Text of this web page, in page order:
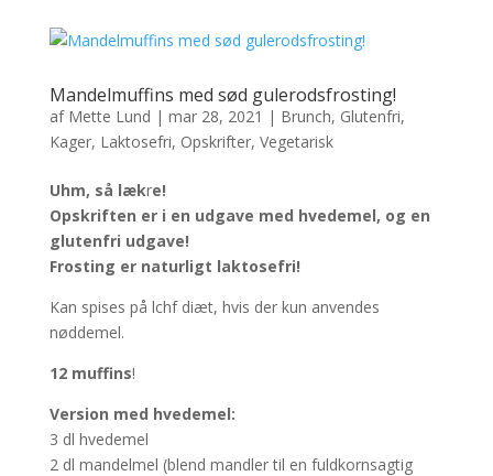
Mandelmuffins med sød gulerodsfrosting!
af Mette Lund | mar 28, 2021 | Brunch, Glutenfri,
Kager, Laktosefri, Opskrifter, Vegetarisk
Uhm, så lækre!
Opskriften er i en udgave med hvedemel, og en
glutenfri udgave!
Frosting er naturligt laktosefri!
Kan spises på lchf diæt, hvis der kun anvendes
nøddemel.
12 muffins!
Version med hvedemel:
3 dl hvedemel
2 dl mandelmel (blend mandler til en fuldkornsagtig